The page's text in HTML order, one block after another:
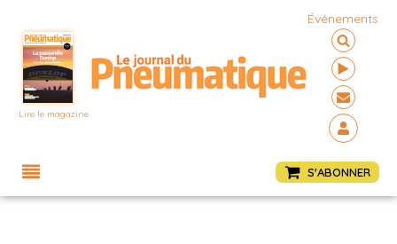
Lire le magazine
Événements
S'ABONNER